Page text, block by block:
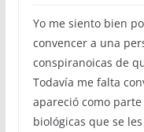
Yo me siento bien
convencer a una
conspiranoicas de
Todavía me falta
apareció como
biológicas que se